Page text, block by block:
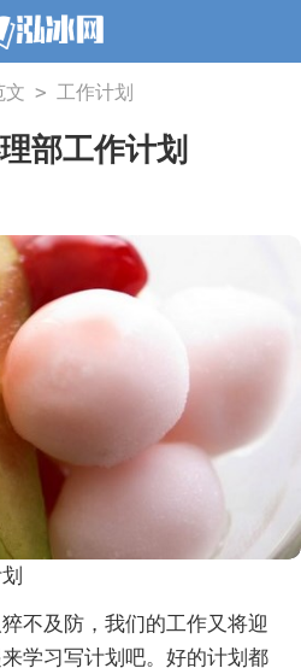
文 > 工作计划
部工作计划
不及防，我们的工作又将迎
学习写计划吧。好的计划都